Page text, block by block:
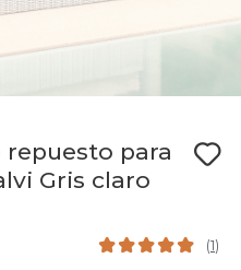
para
Gris claro
(1)